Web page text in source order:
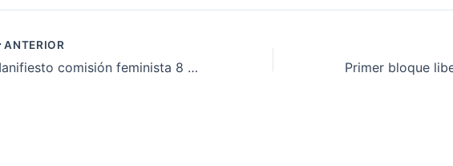
ANTERIOR
Manifiesto comisión feminista 8 de marzo